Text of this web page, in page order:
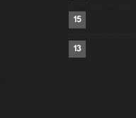
15
13